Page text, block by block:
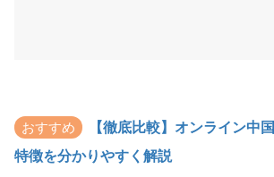
おすすめ
【徹底比較】オンライン中
特徴を分かりやすく解説